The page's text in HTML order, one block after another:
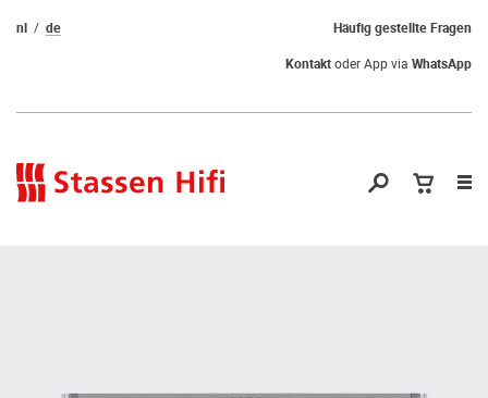
Häufig gestellte Fragen
nl
de
Kontaktoder App via WhatsApp